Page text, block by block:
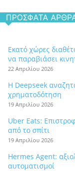
ΠΡΌΣΦΑΤΑ
Εκατό χώρες
να παραβιάσει
22 Απριλίου 2026
Η Deepseek
χρηματοδότηση
19 Απριλίου 2026
Uber Eats:
από το σπίτι
19 Απριλίου 2026
Hermes Agent:
αυτοματισμοί